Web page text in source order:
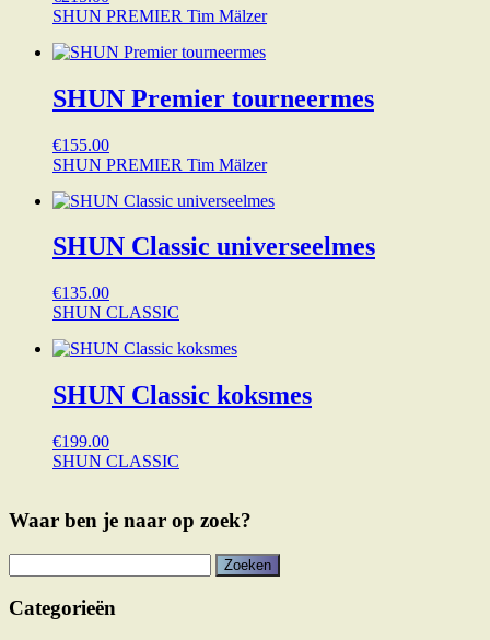
SHUN PREMIER Tim Mälzer
SHUN Premier tourneermes
€155.00
SHUN PREMIER Tim Mälzer
SHUN Classic universeelmes
€135.00
SHUN CLASSIC
SHUN Classic koksmes
€199.00
SHUN CLASSIC
Waar ben je naar op zoek?
naar:
Categorieën